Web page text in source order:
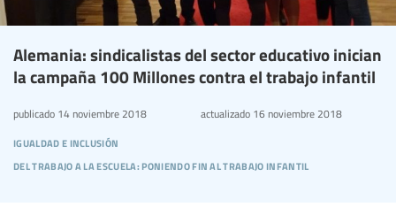
Alemania: sindicalistas del sector educativo inician
la campaña 100 Millones contra el trabajo infantil
igualdad e inclusión
del trabajo a la escuela: poniendo fin al trabajo infantil
publicado 14 noviembre 2018 actualizado16 noviembre 2018